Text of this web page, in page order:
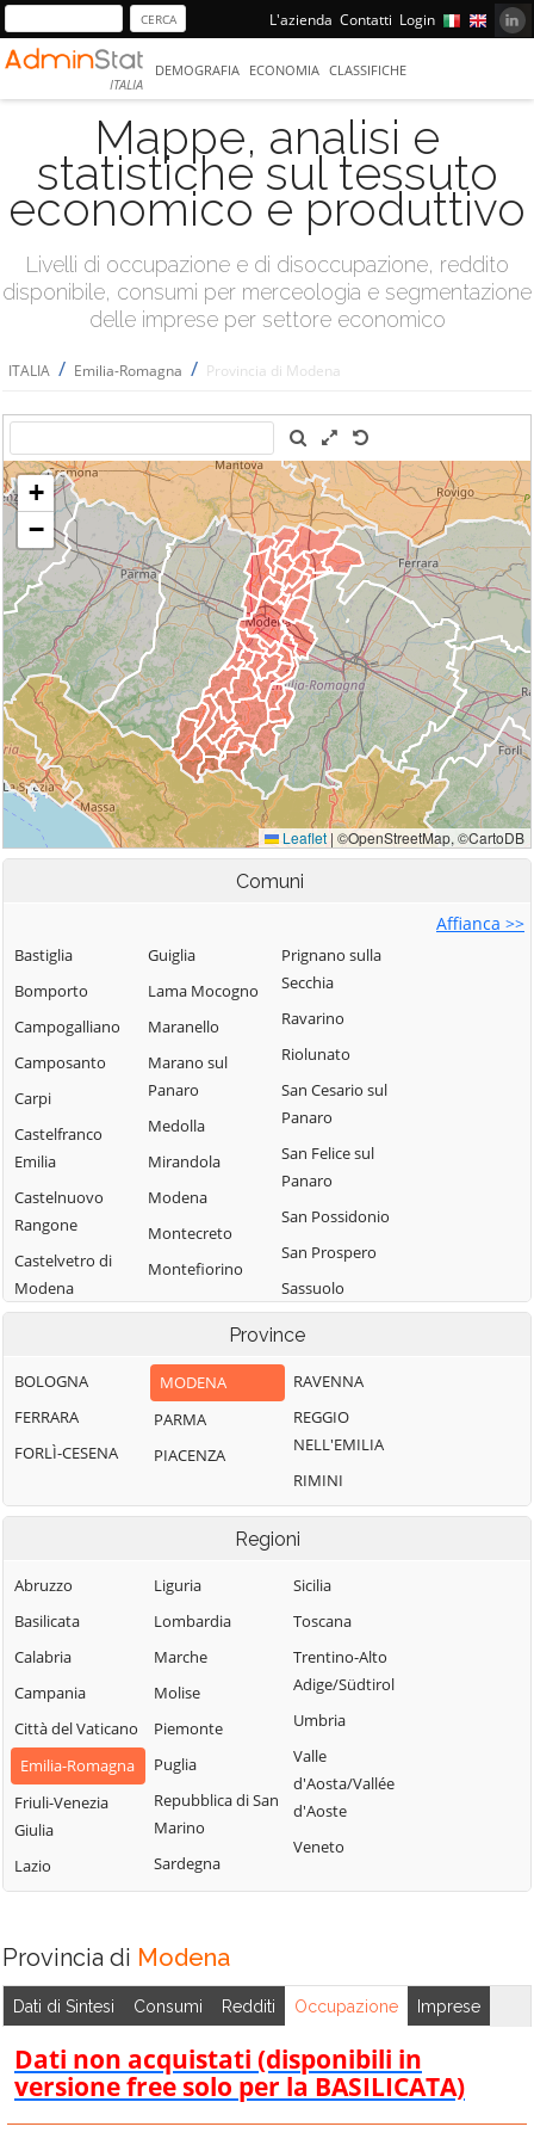
L'azienda Contatti Login
ITALIA
DEMOGRAFIA ECONOMIA CLASSIFICHE
Mappe, analisi e
statistiche sul tessuto
economico e produttivo
Livelli di occupazione e di disoccupazione, reddito
disponibile, consumi per merceologia e segmentazione
delle imprese per settore economico
ITALIA / Emilia-Romagna / Provincia di Modena
Comuni
Affianca >>
Bastiglia
Bomporto
Campogalliano
Camposanto
Carpi
Castelfranco
Emilia
Castelnuovo
Rangone
Castelvetro di
Modena
Secchia
Fanano
Finale Emilia
Modenese
Formigine
Frassinoro
Guiglia
Lama Mocogno
Maranello
Marano sul
Panaro
Medolla
Mirandola
Modena
Montecreto
Montefiorino
Montese
Novi di Modena
Palagano
Pavullo nel
Pievepelago
Prignano sulla
Secchia
Ravarino
Riolunato
San Cesario sul
Panaro
San Felice sul
Panaro
San Possidonio
San Prospero
Sassuolo
Serramazzoni
Sestola
Vignola
Province
BOLOGNA
FERRARA
FORLÌ-CESENA
MODENA
PARMA
PIACENZA
RAVENNA
REGGIO
NELL'EMILIA
RIMINI
Regioni
Abruzzo
Basilicata
Calabria
Campania
Città del Vaticano
Emilia-Romagna
Friuli-Venezia
Giulia
Lazio
Liguria
Lombardia
Marche
Molise
Piemonte
Puglia
Repubblica di San
Marino
Sardegna
Sicilia
Toscana
Trentino-Alto
Adige/Südtirol
Umbria
Valle
d'Aosta/Vallée
d'Aoste
Veneto
Provincia di Modena
Dati di Sintesi Consumi Redditi Occupazione Imprese
Dati non acquistati (disponibili in
versione free solo per la BASILICATA)